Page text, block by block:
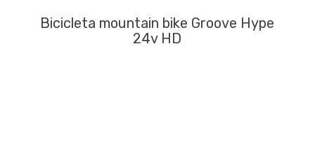
Bicicleta mountain bike Groove Hype
24v HD